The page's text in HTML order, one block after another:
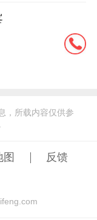
，所载内容仅供参
反馈